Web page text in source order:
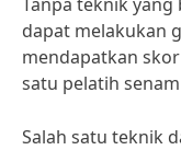
dapat melakukan
mendapatkan
satu pelatih
Salah satu teknik